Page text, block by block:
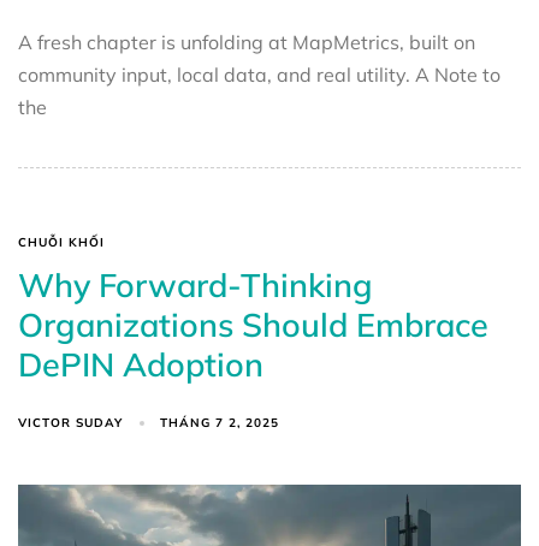
A fresh chapter is unfolding at MapMetrics, built on
community input, local data, and real utility. A Note to
the
CHUỖI KHỐI
Why Forward-Thinking
Organizations Should Embrace
DePIN Adoption
VICTOR SUDAY THÁNG 7 2, 2025